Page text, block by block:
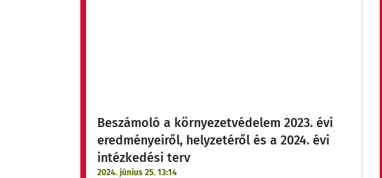
Beszámoló a környezetvédelem 2023. évi
eredményeiről, helyzetéről és a 2024. évi
intézkedési terv
2024. június 25. 13:14